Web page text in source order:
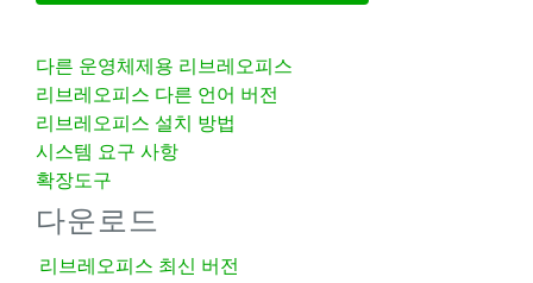
다른 운영체제용 리브레오피스
리브레오피스 다른 언어 버전
리브레오피스 설치 방법
시스템 요구 사항
확장도구
다운로드
리브레오피스 최신 버전